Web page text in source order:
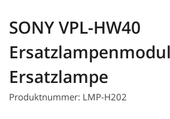
SONY VPL-HW40
Ersatzlampe
Produktnummer: LMP-H202